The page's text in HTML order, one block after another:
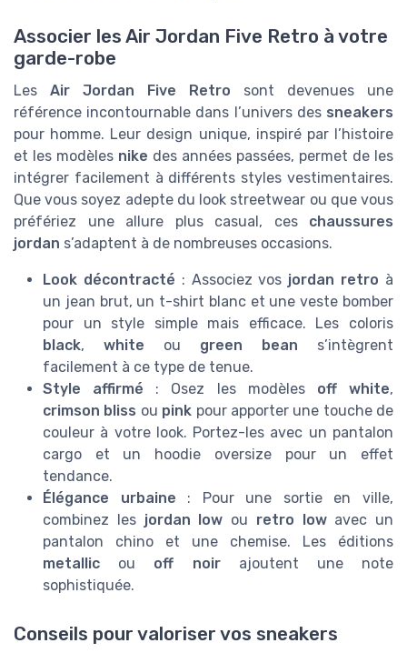
Associer les Air Jordan Five Retro à votre
garde-robe
Les Air Jordan Five Retro sont devenues une
référence incontournable dans l’univers des sneakers
pour homme. Leur design unique, inspiré par l’histoire
et les modèles nike des années passées, permet de les
intégrer facilement à différents styles vestimentaires.
Que vous soyez adepte du look streetwear ou que vous
préfériez une allure plus casual, ces chaussures
jordan s’adaptent à de nombreuses occasions.
Look décontracté : Associez vos jordan retro à
un jean brut, un t-shirt blanc et une veste bomber
pour un style simple mais efficace. Les coloris
black, white ou green bean s’intègrent
facilement à ce type de tenue.
Style affirmé : Osez les modèles off white,
crimson bliss ou pink pour apporter une touche de
couleur à votre look. Portez-les avec un pantalon
cargo et un hoodie oversize pour un effet
tendance.
Élégance urbaine : Pour une sortie en ville,
combinez les jordan low ou retro lowavec un
pantalon chino et une chemise. Les éditions
metallic ou off noirajoutent une note
sophistiquée.
Conseils pour valoriser vos sneakers